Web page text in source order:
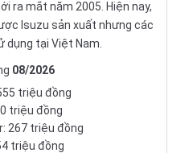
ra mắt năm 2005. Hiện nay,
Isuzu sản xuất nhưng các
dụng tại Việt Nam.
08/2026
triệu đồng
triệu đồng
267 triệu đồng
triệu đồng